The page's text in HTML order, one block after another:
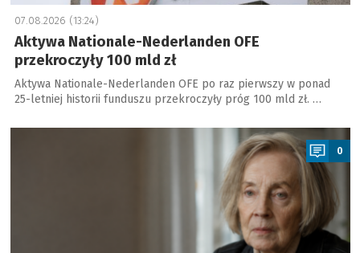
07.08.2026 (13:24)
Aktywa Nationale-Nederlanden OFE
przekroczyły 100 mld zł
Aktywa Nationale-Nederlanden OFE po raz pierwszy w ponad
25-letniej historii funduszu przekroczyły próg 100 mld zł. …
a
0